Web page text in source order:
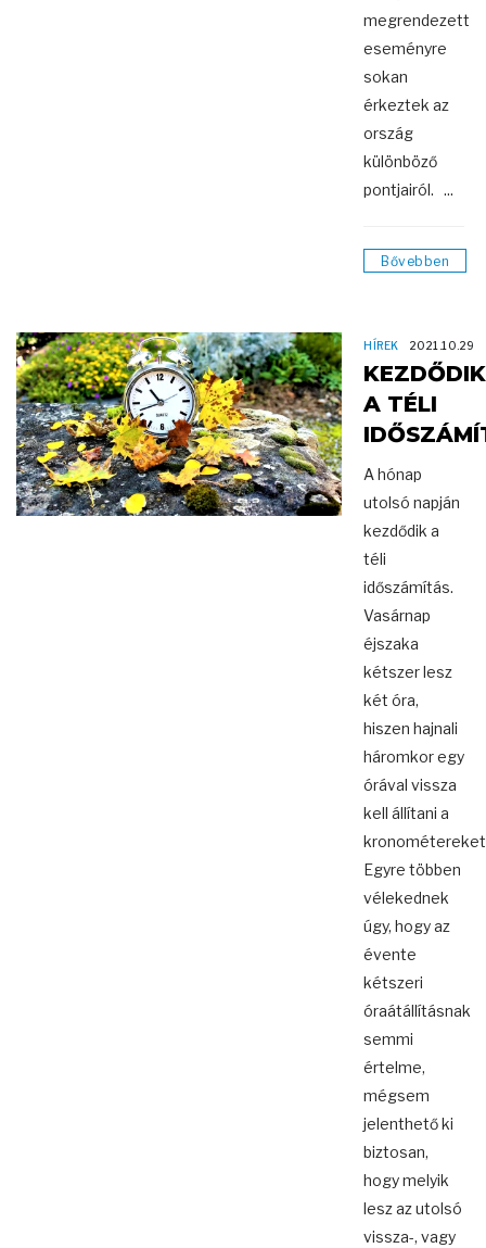
megrendezett
eseményre
sokan
érkeztek az
ország
különböző
pontjairól. ...
Bővebben
HÍREK 2021.10.29
KEZDŐDIK
A TÉLI
A hónap
utolsó napján
kezdődik a
téli
időszámítás.
Vasárnap
éjszaka
kétszer lesz
két óra,
hiszen hajnali
háromkor egy
órával vissza
kell állítani a
Egyre többen
vélekednek
úgy, hogy az
évente
kétszeri
óraátállításnak
semmi
értelme,
mégsem
jelenthető ki
biztosan,
hogy melyik
lesz az utolsó
vissza-, vagy